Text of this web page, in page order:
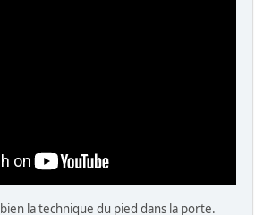
la technique du pied dans la porte.